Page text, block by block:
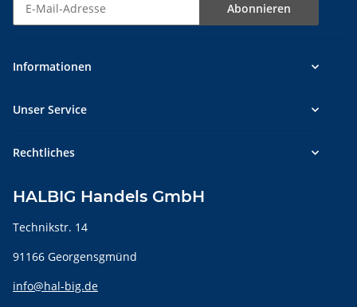
Abonnieren
Informationen
Unser Service
Rechtliches
HALBIG Handels GmbH
Technikstr. 14
91166 Georgensgmünd
info@hal-big.de